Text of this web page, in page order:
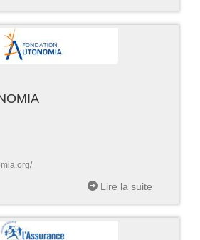
Lire la suite